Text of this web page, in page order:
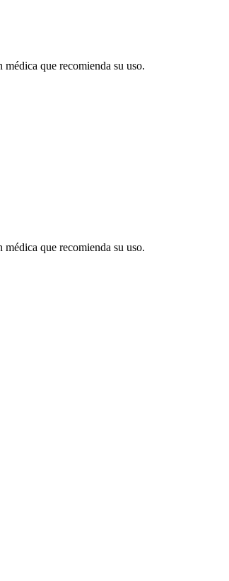
que recomienda su uso.
que recomienda su uso.